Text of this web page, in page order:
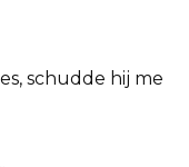
schudde hij me